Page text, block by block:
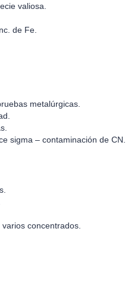
valiosa.
de Fe.
metalúrgicas.
sigma – contaminación de CN.
concentrados.